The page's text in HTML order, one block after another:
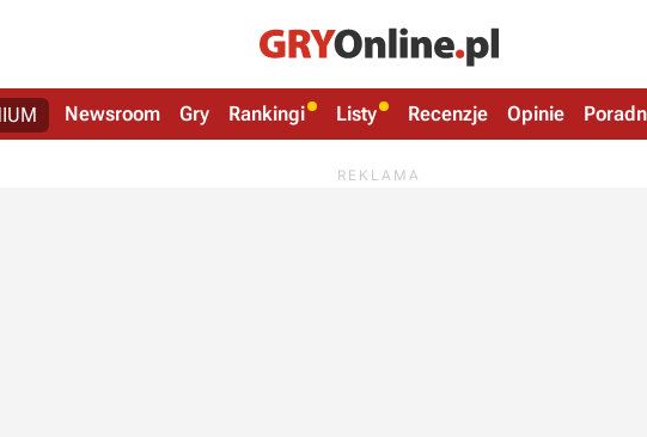
Newsroom Gry Rankingi Listy Recenzje Opinie